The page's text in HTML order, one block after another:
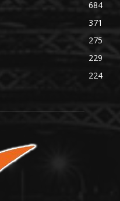
684
371
275
229
224